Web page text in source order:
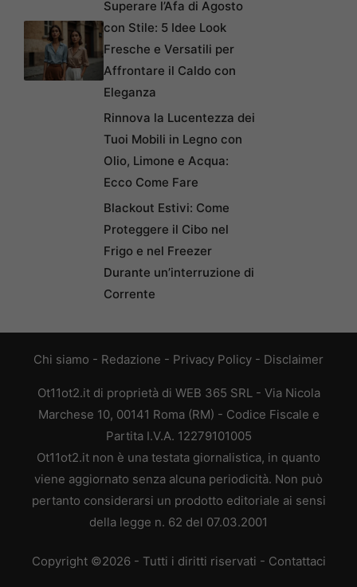
Superare l’Afa di Agosto
con Stile: 5 Idee Look
Fresche e Versatili per
Affrontare il Caldo con
Eleganza
Rinnova la Lucentezza dei
Tuoi Mobili in Legno con
Olio, Limone e Acqua:
Ecco Come Fare
Blackout Estivi: Come
Proteggere il Cibo nel
Frigo e nel Freezer
Durante un’interruzione di
Corrente
Chi siamo - Redazione - Privacy Policy - Disclaimer
Ot11ot2.it di proprietà di WEB 365 SRL - Via Nicola
Marchese 10, 00141 Roma (RM) - Codice Fiscale e
Partita I.V.A. 12279101005
Ot11ot2.it non è una testata giornalistica, in quanto
viene aggiornato senza alcuna periodicità. Non può
pertanto considerarsi un prodotto editoriale ai sensi
della legge n. 62 del 07.03.2001
Copyright ©2026 - Tutti i diritti riservati - Contattaci